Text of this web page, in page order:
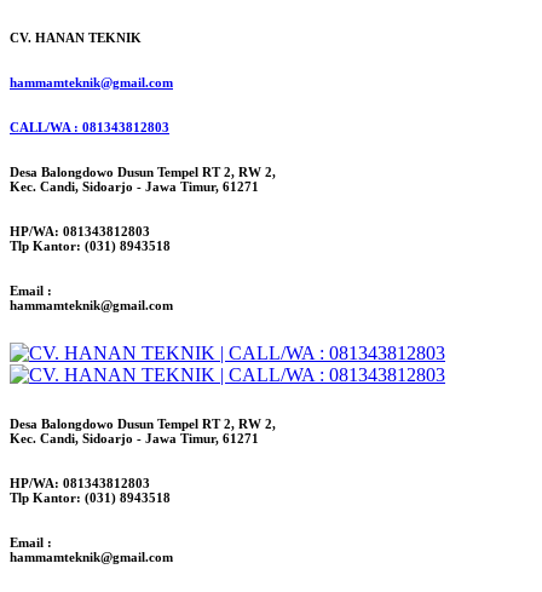
CV. HANAN TEKNIK
hammamteknik@gmail.com
CALL/WA : 081343812803
Desa Balongdowo Dusun Tempel RT 2, RW 2,
Kec. Candi, Sidoarjo - Jawa Timur, 61271
HP/WA: 081343812803
Tlp Kantor: (031) 8943518
Email :
hammamteknik@gmail.com
Desa Balongdowo Dusun Tempel RT 2, RW 2,
Kec. Candi, Sidoarjo - Jawa Timur, 61271
HP/WA: 081343812803
Tlp Kantor: (031) 8943518
Email :
hammamteknik@gmail.com